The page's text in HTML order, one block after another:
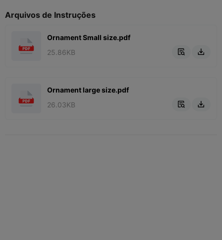
Arquivos de Instruções
Ornament Small size.pdf
25.86KB
 
Ornament large size.pdf
26.03KB
 